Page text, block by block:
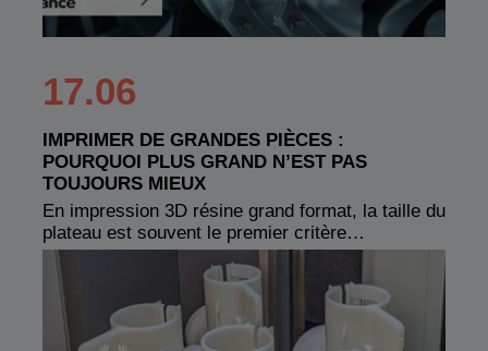
17.06
IMPRIMER DE GRANDES PIÈCES :
POURQUOI PLUS GRAND N’EST PAS
TOUJOURS MIEUX
En impression 3D résine grand format, la taille du
plateau est souvent le premier critère…